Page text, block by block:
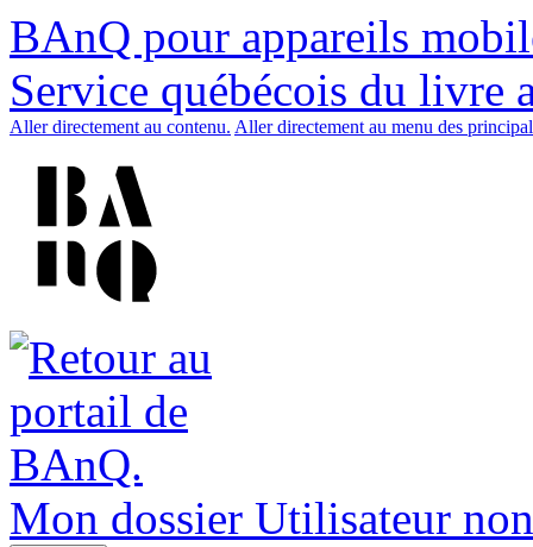
BAnQ pour appareils
Service québécois du livre
Aller directement au contenu. Aller directement au menu des
Mon dossier Utilisateur